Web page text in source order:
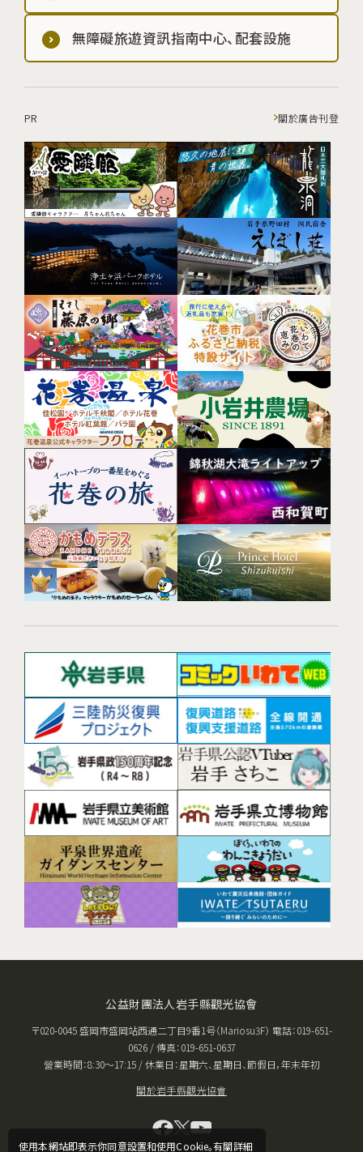
使用本網站即表示你同意設置和使用Cookie。有關詳細
無障礙旅遊資訊指南中心、配套設施
PR 關於廣告刊登
公益財團法人岩手縣觀光協會
〒020-0045 盛岡市盛岡站西通二丁目9番1号（Mariosu3F） 電話：019-651-
0626 / 傳真：019-651-0637
營業時間：8:30〜17:15 / 休業日：星期六、星期日、節假日，年末年初
關於岩手縣觀光協會